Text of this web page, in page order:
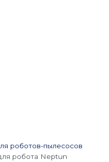
роботов-пылесосов
робота Neptun